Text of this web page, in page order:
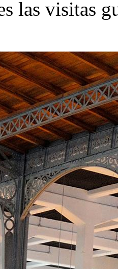
las visitas